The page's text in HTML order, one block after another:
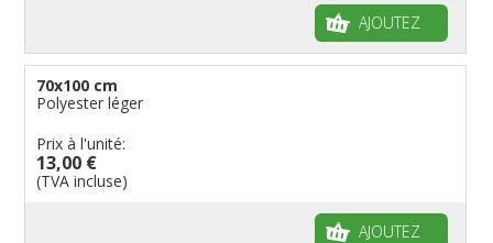
AJOUTEZ
70x100 cm
Polyester léger
Prix à l'unité:
13,00 €
(TVA incluse)
AJOUTEZ